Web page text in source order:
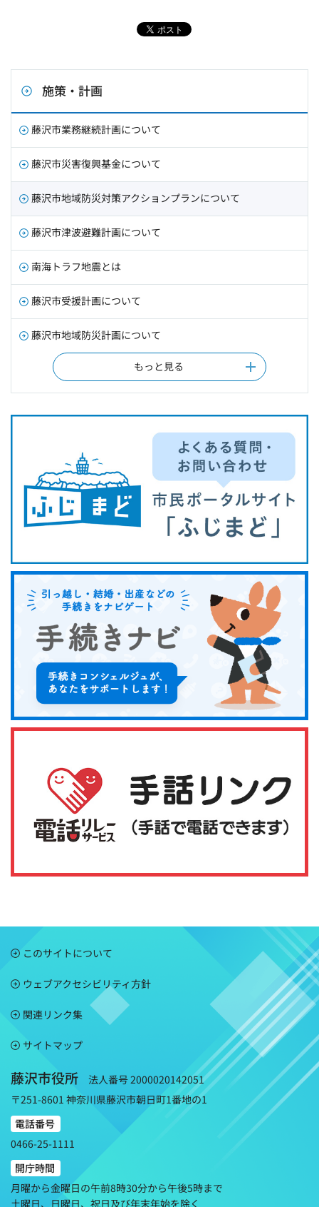
施策・計画
藤沢市業務継続計画について
藤沢市災害復興基金について
藤沢市地域防災対策アクションプランについて
藤沢市津波避難計画について
南海トラフ地震とは
藤沢市受援計画について
藤沢市地域防災計画について
もっと見る
このサイトについて
ウェブアクセシビリティ方針
関連リンク集
サイトマップ
藤沢市役所
法人番号 2000020142051
〒251-8601 神奈川県藤沢市朝日町1番地の1
電話番号
0466-25-1111
開庁時間
月曜から金曜日の午前8時30分から午後5時まで
土曜日、日曜日、祝日及び年末年始を除く